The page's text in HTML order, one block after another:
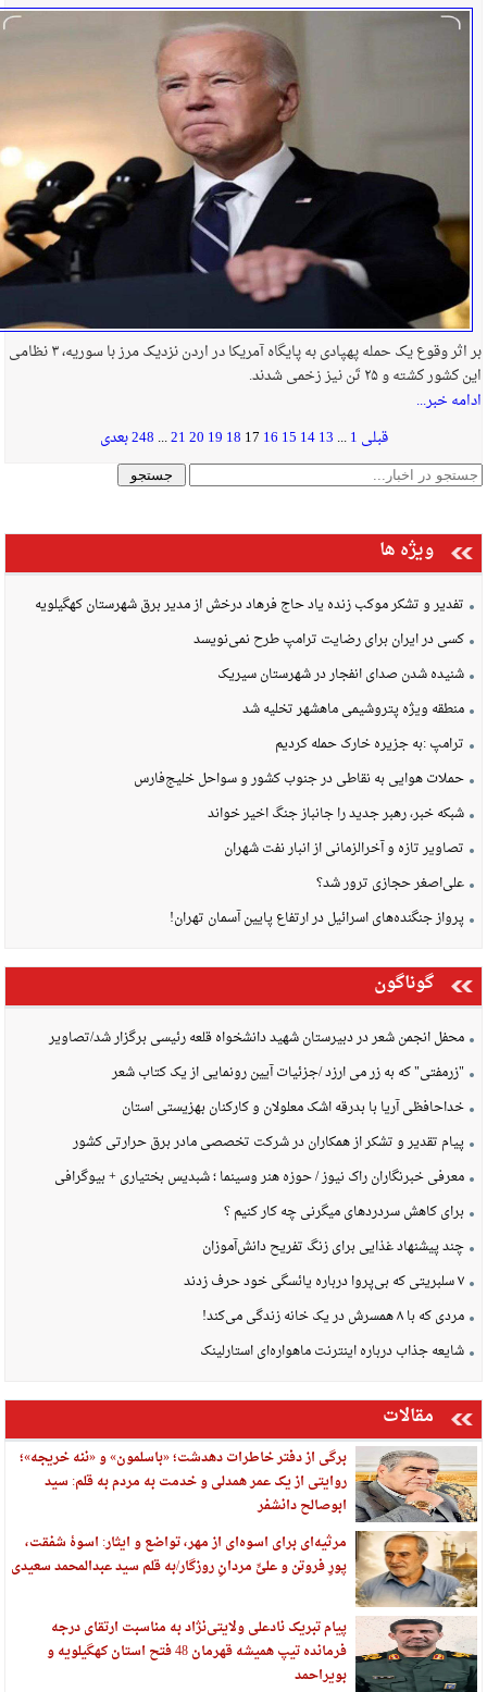
بر اثر وقوع یک حمله پهپادی به پایگاه آمریکا در اردن نزدیک مرز با سوریه، ۳ نظامی
این کشور کشته و ۲۵ تَن نیز زخمی شدند.
ادامه خبر...
قبلی 1
...
13
14
15
16
17
18
19
20
21
...
248بعدی
ویژه ها
تفدیر و تشکر موکب زنده یاد حاج فرهاد درخش از مدیر برق شهرستان کهگیلویه
کسی در ایران برای رضایت ترامپ طرح نمی‌نویسد
شنیده شدن صدای انفجار در شهرستان سیریک
منطقه ویژه پتروشیمی ماهشهر تخلیه شد
ترامپ :به جزیره خارک حمله کردیم
حملات هوایی به نقاطی در جنوب کشور و سواحل خلیج‌فارس
شبکه خبر، رهبر جدید را جانباز جنگ اخیر خواند
تصاویر تازه و آخرالزمانی از انبار نفت شهران
علی‌اصغر حجازی ترور شد؟
پرواز جنگنده‌های اسرائیل در ارتفاع پایین آسمان تهران!
گوناگون
محفل انجمن شعر در دبیرستان شهید دانشخواه قلعه رئیسی برگزار شد/تصاویر
"زرمفتی" که به زر می ارزد /جزئیات آیین رونمایی از یک کتاب شعر
خداحافظی آریا با بدرقه اشک معلولان و کارکنان بهزیستی استان
پیام تقدیر و تشکر از همکاران در شرکت تخصصی مادر برق حرارتی کشور
معرفی خبرنگاران راک نیوز / حوزه هنر وسینما ؛ شبدیس بختیاری + بیوگرافی
برای کاهش سردردهای میگرنی چه کار کنیم ؟
چند پیشنهاد غذایی برای زنگ تفریح دانش‌آموزان
۷ سلبریتی که بی‌پروا درباره یائسگی خود حرف زدند
مردی که با ۸ همسرش در یک خانه زندگی می‌کند!
شایعه جذاب درباره اینترنت ماهواره‌ای استارلینک
مقالات
برگی از دفتر خاطرات دهدشت؛ «باسلمون» و «ننه خریجه»؛
روایتی از یک عمر همدلی و خدمت به مردم به قلم: سید
ابوصالح دانشفر
مرثیه‌ای برای اسوه‌ای از مهر، تواضع و ایثار: اسوهٔ شفقت،
پورِ فروتن و علیِّ مردانِ روزگار/به قلم سید عبدالمحمد سعیدی
پیام تبریک نادعلی ولایتی‌نژاد به مناسبت ارتقای درجه
فرمانده تیپ همیشه قهرمان 48 فتح استان کهگیلویه و
بویراحمد